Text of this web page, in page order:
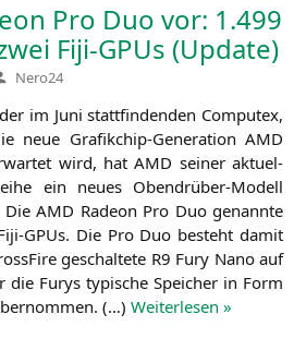
Pro Duo vor: 1.499
Fiji-GPUs (Update)
Verfasst
von
Nero24
im Juni statt­fin­den­den Com­putex,
neue Gra­fik­chip-Gene­ra­ti­on AMD
wird, hatAMD sei­ner aktu­el­
ein neu­es Obendrü­ber-Modell
Die AMD Rade­on Pro Duo genann­te
GPUs. Die Pro Duo besteht damit
geschal­te­te R9 Fury Nano auf
die Furys typi­sche Spei­cher in Form
(…) Wei­ter­le­sen »